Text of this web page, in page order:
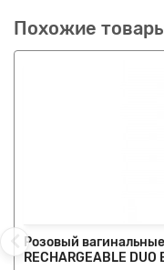
Похожие
Розовый
RECHARGEABLE DUO